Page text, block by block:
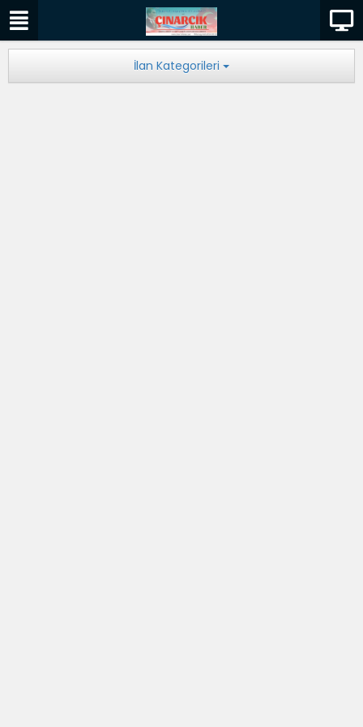
İlan Kategorileri